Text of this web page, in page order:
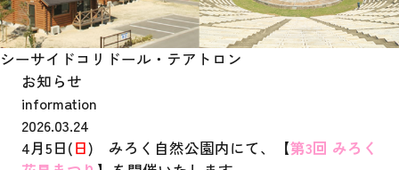
シーサイドコリドール ・テアトロン
お知らせ
information
2026.03.24
4月5日(日) みろく自然公園内にて、【第3回 みろく